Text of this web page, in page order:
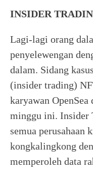
INSIDER
Lagi-lagi orang
penyelewengan
dalam. Sidang
(insider trading)
karyawan
minggu ini. Insider
semua perusahaan
kongkalingkong
memperoleh data